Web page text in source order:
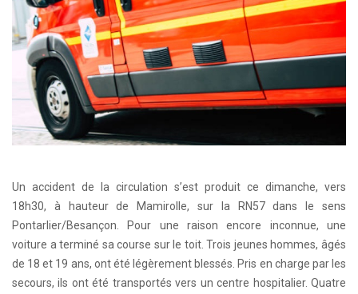
Un accident de la circulation s’est produit ce dimanche, vers
18h30, à hauteur de Mamirolle, sur la RN57 dans le sens
Pontarlier/Besançon. Pour une raison encore inconnue, une
voiture a terminé sa course sur le toit. Trois jeunes hommes, âgés
de 18 et 19 ans, ont été légèrement blessés. Pris en charge par les
secours, ils ont été transportés vers un centre hospitalier. Quatre